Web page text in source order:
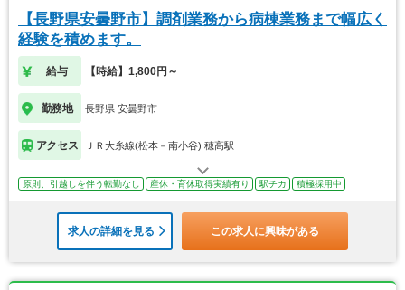
【長野県安曇野市】調剤業務から病棟業務まで幅広く
経験を積めます。
給与 【時給】1,800円～
勤務地 長野県 安曇野市
アクセス ＪＲ大糸線(松本－南小谷) 穂高駅
原則、引越しを伴う転勤なし 産休・育休取得実績有り 駅チカ 積極採用中
求人の詳細を見る この求人に興味がある